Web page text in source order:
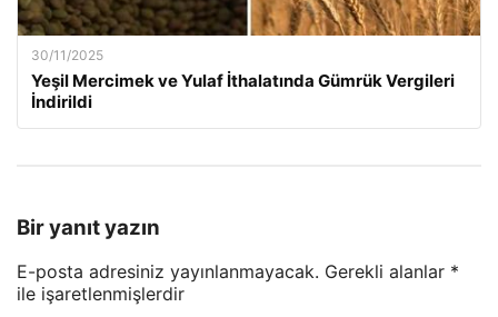
30/11/2025
Yeşil Mercimek ve Yulaf İthalatında Gümrük Vergileri
İndirildi
Bir yanıt yazın
E-posta adresiniz yayınlanmayacak. Gerekli alanlar *
ile işaretlenmişlerdir